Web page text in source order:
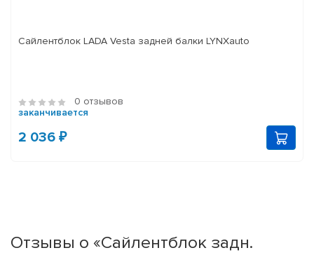
Сайлентблок LADA Vesta задней балки LYNXauto
0 отзывов
заканчивается
2 036 ₽
Отзывы о «Сайлентблок задн.